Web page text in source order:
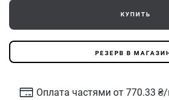
КУПИТЬ
РЕЗЕРВ В
Оплата частями от 770.33